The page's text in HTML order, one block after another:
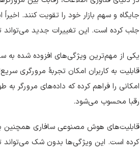
جایگاه و سهم بازار خود را تقویت کنند.
جلب کرده است. این تغییرات جدید
یکی از مهم‌ترین ویژگی‌های افزوده شده به
قابلیت به کاربران امکان تجربهٔ مرورگری
امکانی را فراهم کرده که داده‌های مرورگر
رقبا محسوب می‌شود.
قابلیت‌های هوش مصنوعی سافاری همچنین
کرده است. این ویژگی‌ها بدون شک می‌تواند